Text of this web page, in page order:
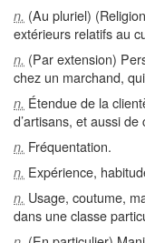
n. (Au pluriel)
extérieurs relatifs au
n. (Par extension)
chez un marchand,
n. Étendue de la
d’artisans, et aussi
n. Fréquentation.
n. Expérience,
n. Usage, coutume,
dans une classe